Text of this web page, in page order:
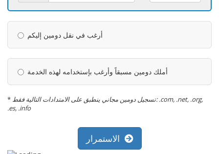
أرغب في نقل دومين إليكم
أملك دومين مسبقاً وأرغب بإستخدامه لهذه الخدمة
* تسجيل دومين مجاني ينطبق على الامتدادات التالية فقط: .com, .net, .org,
.es, .info